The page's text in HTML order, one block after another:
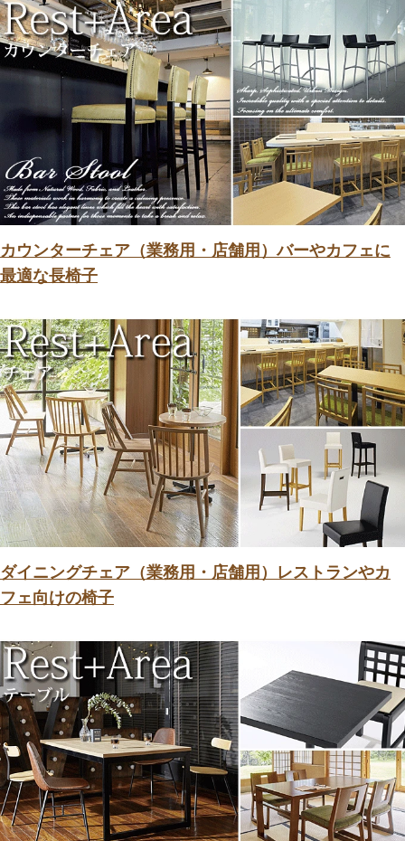
カウンターチェア（業務用・店舗用）バーやカフェに
最適な長椅子
ダイニングチェア（業務用・店舗用）レストランやカ
フェ向けの椅子